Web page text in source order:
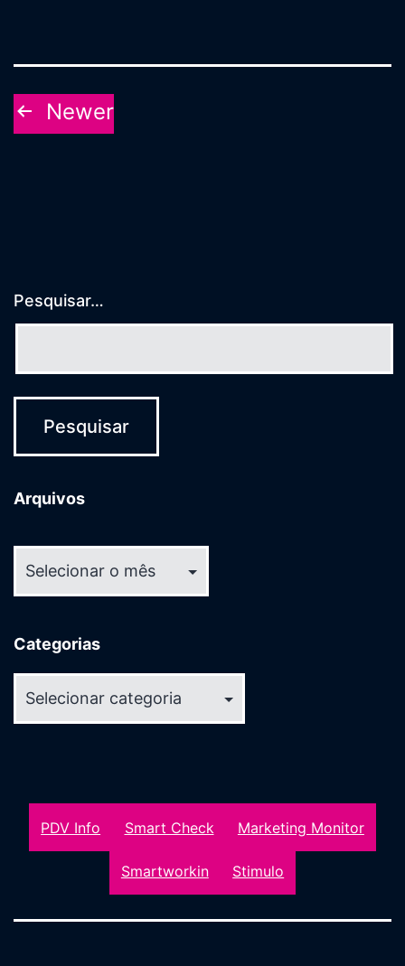
Paginação
Newer
Pesquisar…
Arquivos
Categorias
PDV Info Smart Check Marketing Monitor
Smartworkin Stimulo